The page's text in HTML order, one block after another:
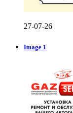
27-07-26
Image 1